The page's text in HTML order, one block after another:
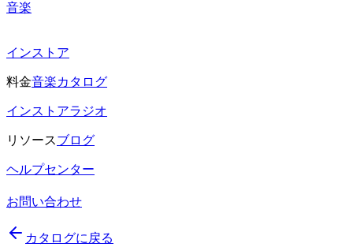
音楽
インストア
料金音楽カタログ
インストアラジオ
リソースブログ
ヘルプセンター
お問い合わせ
カタログに戻る